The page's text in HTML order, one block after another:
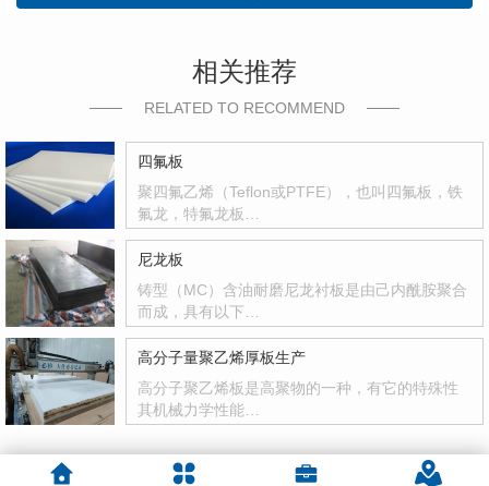
相关推荐
RELATED TO RECOMMEND
四氟板
聚四氟乙烯（Teflon或PTFE），也叫四氟板，铁
氟龙，特氟龙板…
尼龙板
铸型（MC）含油耐磨尼龙衬板是由己内酰胺聚合
而成，具有以下…
高分子量聚乙烯厚板生产
高分子聚乙烯板是高聚物的一种，有它的特殊性
其机械力学性能…